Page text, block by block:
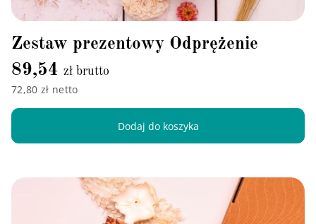
Zestaw prezentowy Odprężenie
89,54 zł brutto
72,80 zł netto
Dodaj do koszyka